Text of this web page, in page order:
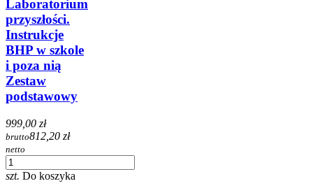
Laboratorium
przyszłości.
Instrukcje
BHP w szkole
i poza nią
Zestaw
podstawowy
999,00 zł
brutto812,20 zł
netto
szt. Do koszyka